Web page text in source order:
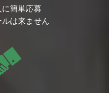
簡単応募
は来ません